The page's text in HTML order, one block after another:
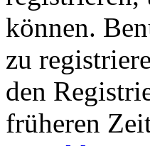
können.
zu
den
früheren